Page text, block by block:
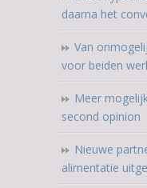
daarna het
Van
voor beiden
Meer
second opinion
Nieuwe
alimentatie